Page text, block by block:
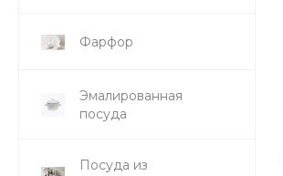
Фарфор
Эмалированная
посуда
Посуда из